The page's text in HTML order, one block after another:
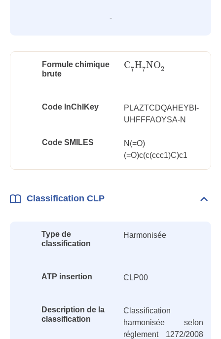
-
Formule chimique
brute
C7H7NO2
C7H7NO2
Code InChlKey
PLAZTCDQAHEYBI-
UHFFFAOYSA-N
Code SMILES
N(=O)
(=O)c(c(ccc1)C)c1
Classification CLP
Type de
classification
Harmonisée
ATP insertion CLP00
Description de la
classification
Classification
harmonisée selon
réglement 1272/2008